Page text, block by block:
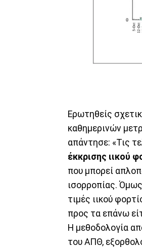
Ερωτηθείς
καθημερινών
απάντησε: «Τις
έκκρισης ιικού
που μπορεί
ισορροπίας.
τιμές ιικού
προς τα επάνω
Η μεθοδολογία
του ΑΠΘ,